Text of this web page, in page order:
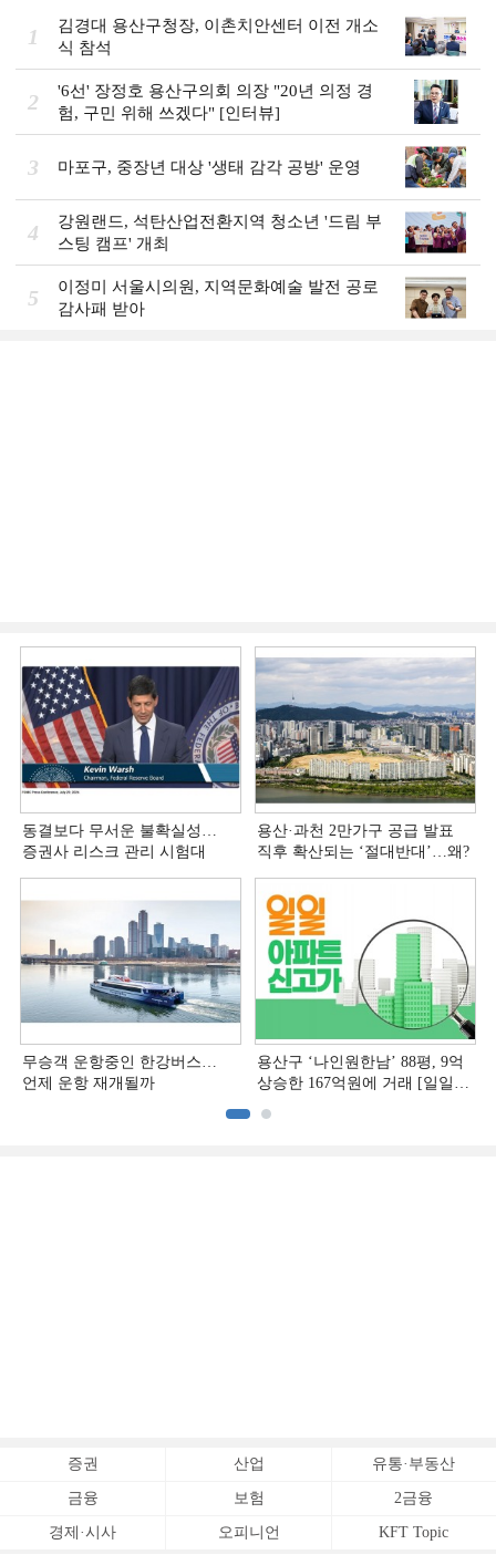
1
김경대 용산구청장, 이촌치안센터 이전 개소
식 참석
2
'6선' 장정호 용산구의회 의장 "20년 의정 경
험, 구민 위해 쓰겠다" [인터뷰]
3 마포구, 중장년 대상 '생태 감각 공방' 운영
4
강원랜드, 석탄산업전환지역 청소년 '드림 부
스팅 캠프' 개최
5
이정미 서울시의원, 지역문화예술 발전 공로
감사패 받아
동결보다 무서운 불확실성…
증권사 리스크 관리 시험대
용산·과천 2만가구 공급 발표
직후 확산되는 ‘절대반대’…왜?
무승객 운항중인 한강버스…
언제 운항 재개될까
용산구 ‘나인원한남’ 88평, 9억
상승한 167억원에 거래 [일일
증권 산업 유통·부동산
금융 보험 2금융
경제·시사 오피니언 KFT Topic